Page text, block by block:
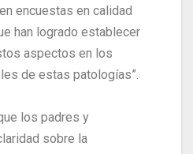
encuestas en calidad
han logrado establecer
aspectos en los
de estas patologías”.
los padres y
sobre la